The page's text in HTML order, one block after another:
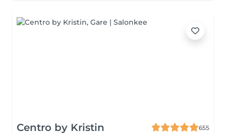
Centro by Kristin
655